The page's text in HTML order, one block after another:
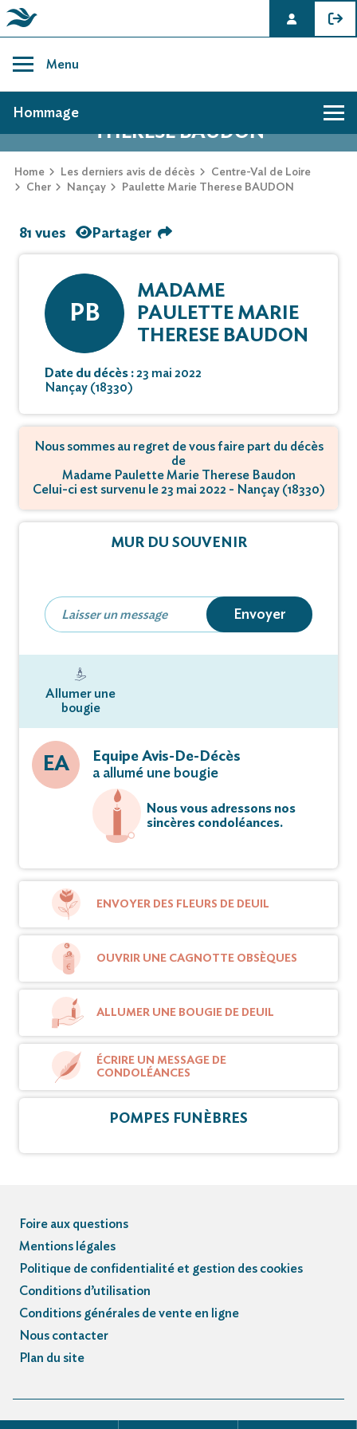
content
Menu
AVIS DE DÉCÈS DE PAULETTE MARIE
THERESE BAUDON
Home Les derniers avis de décès
Centre-Val de Loire
Cher
Nançay Paulette Marie Therese BAUDON
Hommage
81 vues Partager
PB
MADAME
PAULETTE MARIE
THERESE BAUDON
Date du décès :23 mai 2022
Nançay (18330)
Nous sommes au regret de vous faire part du décès
de
Madame Paulette Marie Therese Baudon
Celui-ci est survenu le 23 mai 2022 - Nançay (18330)
MUR DU SOUVENIR
Envoyer
Allumer une
bougie
EA
Equipe Avis-De-Décès
a allumé une bougie
Nous vous adressons nos
sincères condoléances.
ENVOYER DES FLEURS DE DEUIL
OUVRIR UNE CAGNOTTE OBSÈQUES
ALLUMER UNE BOUGIE DE DEUIL
ÉCRIRE UN MESSAGE DE
CONDOLÉANCES
POMPES FUNÈBRES
Foire aux questions
Mentions légales
Politique de confidentialité et gestion des cookies
Conditions d’utilisation
Conditions générales de vente en ligne
Nous contacter
Plan du site